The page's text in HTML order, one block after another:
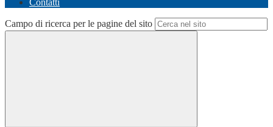
Contatti
Campo di ricerca per le pagine del sito